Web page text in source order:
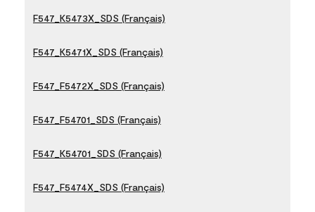
F547_K5473X_SDS (Français)
F547_K5471X_SDS (Français)
F547_F5472X_SDS (Français)
F547_F54701_SDS (Français)
F547_K54701_SDS (Français)
F547_F5474X_SDS (Français)